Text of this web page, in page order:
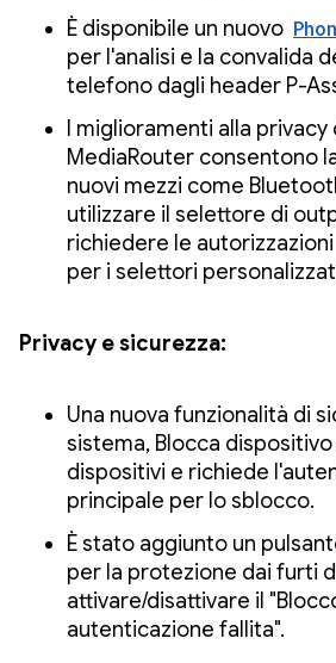
È disponibile un nuovo
per l'analisi e la convalida
telefono dagli header P-
I miglioramenti alla
MediaRouter consentono
nuovi mezzi come
utilizzare il selettore di
richiedere le autorizzazioni
per i selettori
Privacy e sicurezza:
Una nuova funzionalità di
sistema, Blocca
dispositivi e richiede
principale per lo sblocco.
È stato aggiunto un
per la protezione dai furti
attivare/disattivare il
autenticazione fallita".